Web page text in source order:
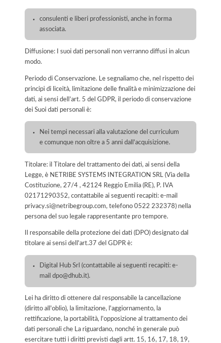
consulenti e liberi professionisti, anche in forma
associata.
Diffusione: I suoi dati personali non verranno diffusi in alcun
modo.
Periodo di Conservazione. Le segnaliamo che, nel rispetto dei
principi di liceità, limitazione delle finalità e minimizzazione dei
dati, ai sensi dell’art. 5 del GDPR, il periodo di conservazione
dei Suoi dati personali è:
Nei tempi necessari alla valutazione del curriculum
e comunque non oltre a 5 anni dall'acquisizione.
Titolare: il Titolare del trattamento dei dati, ai sensi della
Legge, è NETRIBE SYSTEMS INTEGRATION SRL (Via della
Costituzione, 27/4 , 42124 Reggio Emilia (RE), P. IVA
02171290352, contattabile ai seguenti recapiti: e-mail
privacy.si@netribegroup.com, telefono 0522 232378) nella
persona del suo legale rappresentante pro tempore.
Il responsabile della protezione dei dati (DPO) designato dal
titolare ai sensi dell'art.37 del GDPR è:
Digital Hub Srl (contattabile ai seguenti recapiti: e-
mail dpo@dhub.it).
Lei ha diritto di ottenere dal responsabile la cancellazione
(diritto all'oblio), la limitazione, l'aggiornamento, la
rettificazione, la portabilità, l'opposizione al trattamento dei
dati personali che La riguardano, nonché in generale può
esercitare tutti i diritti previsti dagli artt. 15, 16, 17, 18, 19,